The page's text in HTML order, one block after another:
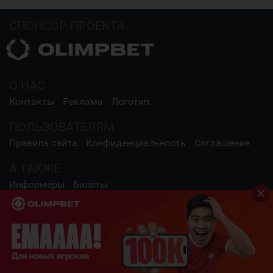
Контакты Реклама Логотип
Правила сайта Конфиденциальность Соглашение
Информеры Билеты
СОЦИАЛЬНЫЕ СЕТИ